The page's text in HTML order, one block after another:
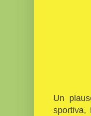
Un
sportiva,